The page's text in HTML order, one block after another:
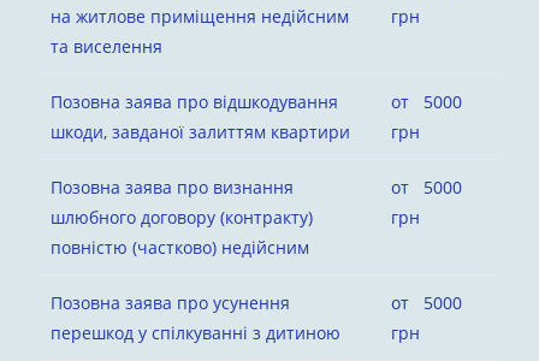
на житлове приміщення недійсним
та виселення
грн
Позовна заява про відшкодування
шкоди, завданої залиттям квартири
от 5000
грн
Позовна заява про визнання
шлюбного договору (контракту)
повністю (частково) недійсним
от 5000
грн
Позовна заява про усунення
перешкод у спілкуванні з дитиною
от 5000
грн